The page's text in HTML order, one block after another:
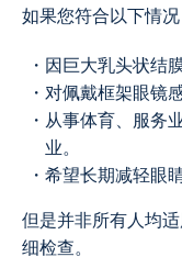
如果您符合以下情
・因巨大乳头状结
・对佩戴框架眼镜
・从事体育、服务
业。
・希望长期减轻眼
但是并非所有人均
细检查。